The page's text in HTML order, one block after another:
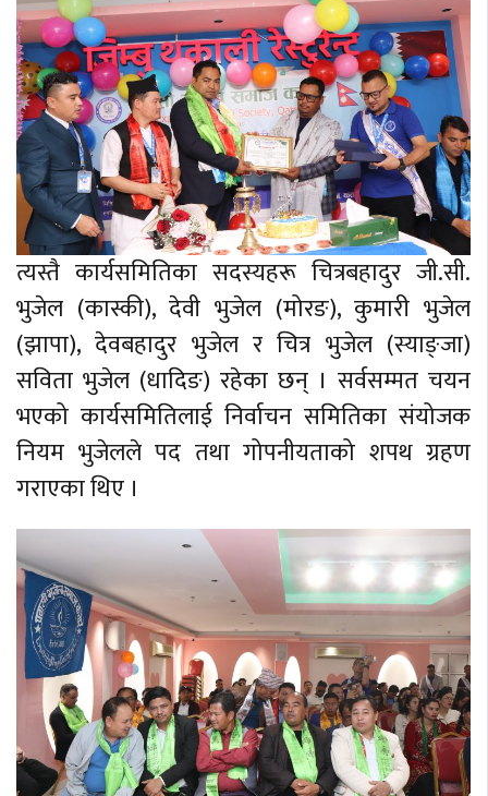
त्यस्तै कार्यसमितिका सदस्यहरू चित्रबहादुर जी.सी.
भुजेल (कास्की), देवी भुजेल (मोरङ), कुमारी भुजेल
(झापा), देवबहादुर भुजेल र चित्र भुजेल (स्याङ्जा)
सविता भुजेल (धादिङ) रहेका छन् । सर्वसम्मत चयन
भएको कार्यसमितिलाई निर्वाचन समितिका संयोजक
नियम भुजेलले पद तथा गोपनीयताको शपथ ग्रहण
गराएका थिए ।